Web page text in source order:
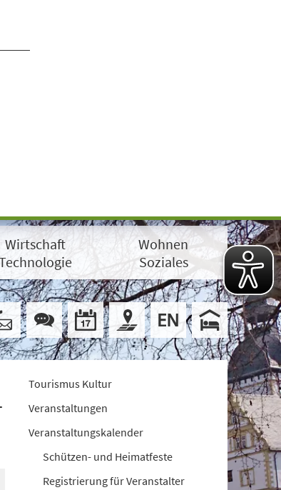
Wirtschaft
Wohnen
Soziales
Tourismus Kultur
Veranstaltungen
Veranstaltungskalender
Schützen- und Heimatfeste
Registrierung für Veranstalter